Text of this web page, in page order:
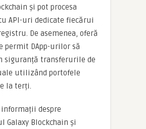
și pot procesa
API-uri dedicate fiecărui
De asemenea, oferă
permit DApp-urilor să
siguranță transferurile de
utilizând portofele
la terți.
despre
Galaxy Blockchain și